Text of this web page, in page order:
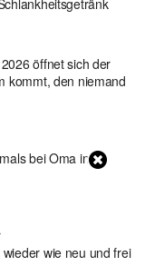
öffnet sich der
kommt, den niemand
bei Oma in 1
wie neu und frei